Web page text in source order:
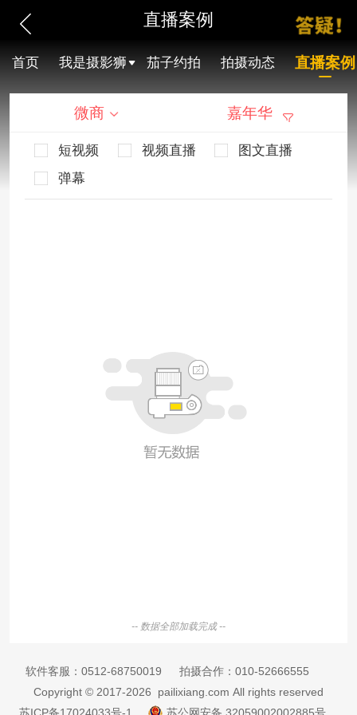
直播案例
首页 我是摄影狮 茄子约拍 拍摄动态 直播案例
微商 嘉年华
短视频 视频直播
图文直播
弹幕
-- 数据全部加载完成 --
软件客服： 0512-68750019 拍摄合作： 010-52666555
Copyright © 2017-2026 pailixiang.com All rights reserved
苏ICP备17024033号-1
苏公网安备 32059002002885号